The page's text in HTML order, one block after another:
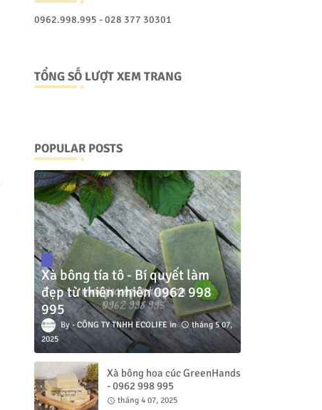
0962.998.995 - 028 377 30301
TỔNG SỐ LƯỢT XEM TRANG
POPULAR POSTS
Xà bông tía tô - Bí quyết làm
đẹp từ thiên nhiên 0962 998
995
CÔNG TY TNHH ECOLIFE
tháng 5 07,
2025
Xà bông hoa cúc GreenHands
- 0962 998 995
tháng 4 07, 2025